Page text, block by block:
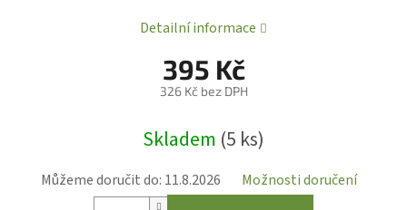
395 Kč
326 Kč bez DPH
cena:
Skladem (5 ks)
Můžeme doručit do: 11.8.2026 Možnosti doručení
Detailní informace